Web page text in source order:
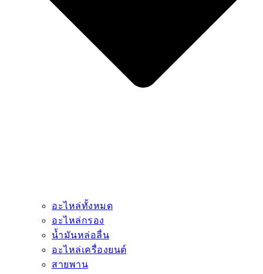
อะไหล่ทั้งหมด
อะไหล่กรอง
น้ำมันหล่อลื่น
อะไหล่เครื่องยนต์
สายพาน